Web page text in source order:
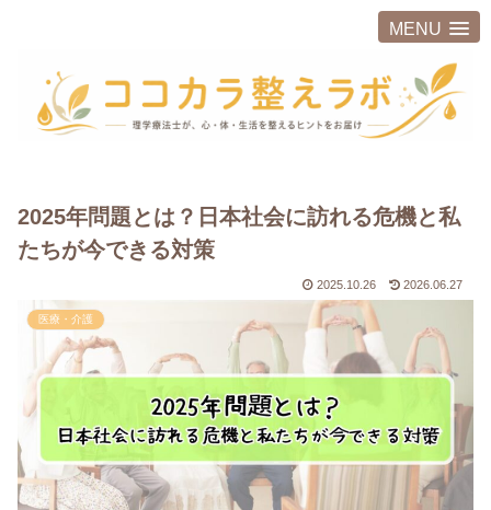
MENU
2025年問題とは？日本社会に訪れる危機と私
たちが今できる対策
2025.10.26 2026.06.27
医療・介護